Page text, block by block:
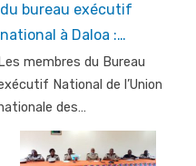
du bureau exécutif
national à Daloa :…
Les membres du Bureau
National de l’Union
des…